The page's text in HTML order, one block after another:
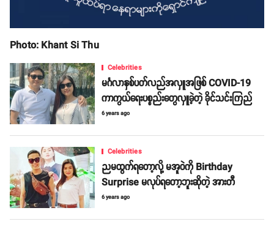
Photo: Khant Si Thu
Celebrities
မင်္ဂလာနှစ်ပတ်လည်အလှူအဖြစ် COVID-19
ကာကွယ်ရေးပစ္စည်းတွေလှူခဲ့တဲ့ ခိုင်သင်းကြည်
6 years ago
Celebrities
ညမထွက်ရတော့လို့ မအူဝဲကို Birthday
Surprise မလုပ်ရတော့ဘူးဆိုတဲ့ အားတီ
6 years ago